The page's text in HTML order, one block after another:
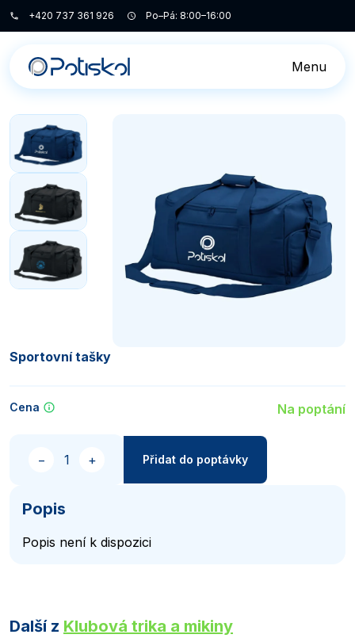
+420 737 361 926 Po–Pá: 8:00–16:00
Menu
Sportovní tašky
Cena Na poptání
−
+ Přidat do poptávky
Popis
Popis není k dispozici
Další z Klubová trika a mikiny